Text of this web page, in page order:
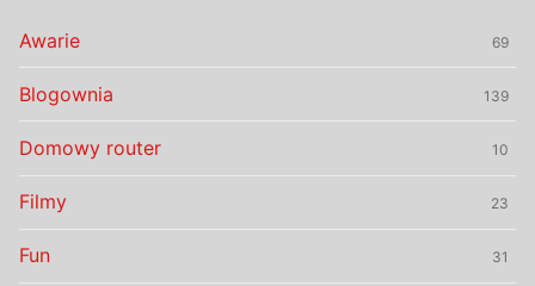
Awarie 69
Blogownia 139
Domowy router 10
Filmy 23
Fun 31